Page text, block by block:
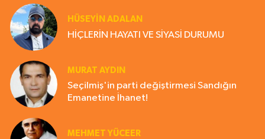
HÜSEYIN ADALAN
HİÇLERİN HAYATI VE SİYASİ DURUMU
MURAT AYDIN
Seçilmiş'in parti değiştirmesi Sandığın
Emanetine İhanet!
MEHMET YÜCEER